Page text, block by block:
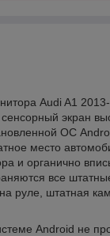
Audi A1
экран
ОС
место
и органично
все
руле, штатная
Android не